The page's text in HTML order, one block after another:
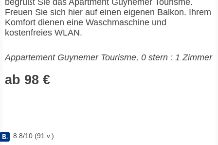
begrüßt Sie das Apartment Guynemer Tourisme.
Freuen Sie sich hier auf einen eigenen Balkon. Ihrem
Komfort dienen eine Waschmaschine und
kostenfreies WLAN.
Appartement Guynemer Tourisme, 0 stern : 1 Zimmer
ab 98 €
8.8/10 (91 v.)